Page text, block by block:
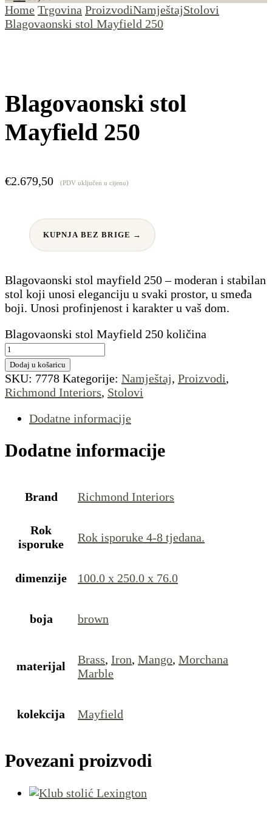
Home Trgovina ProizvodiNamještajStolovi
Blagovaonski stol Mayfield 250
Blagovaonski stol
Mayfield 250
€2.679,50 (PDV uključen u cijenu)
KUPNJA BEZ BRIGE →
Blagovaonski stol mayfield 250 – moderan i stabilan
stol koji unosi eleganciju u svaki prostor, u smeđa
boji. Unosi profinjenost i karakter u vaš dom.
Blagovaonski stol Mayfield 250 količina
Dodaj u košaricu
SKU: 7778 Kategorije: Namještaj, Proizvodi,
Richmond Interiors, Stolovi
Dodatne informacije
Dodatne informacije
Brand Richmond Interiors
Rok
isporuke
Rok isporuke 4-8 tjedana.
dimenzije 100.0 x 250.0 x 76.0
boja brown
materijal Brass, Iron, Mango, Morchana
Marble
kolekcija Mayfield
Povezani proizvodi